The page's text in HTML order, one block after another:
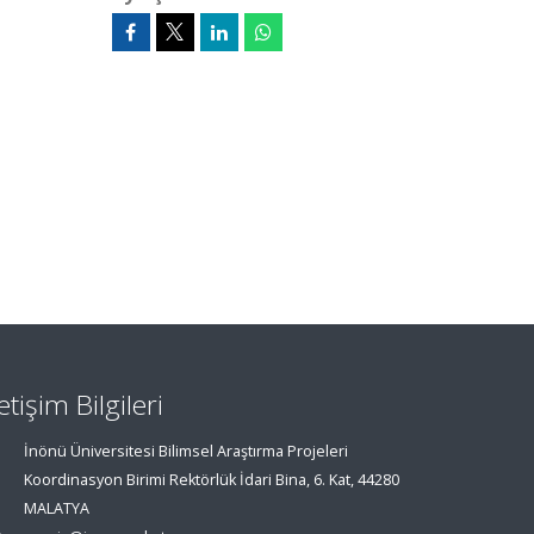
Bilgileri
İnönü Üniversitesi Bilimsel Araştırma Projeleri
Koordinasyon Birimi Rektörlük İdari Bina, 6. Kat, 44280
MALATYA